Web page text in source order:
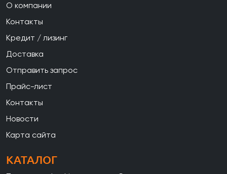
О компании
Контакты
Кредит / лизинг
Доставка
Отправить запрос
Прайс-лист
Контакты
Новости
Карта сайта
КАТАЛОГ